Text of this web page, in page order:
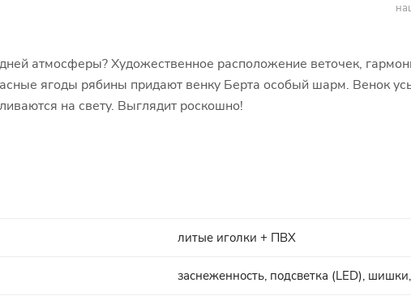
атмосферы? Художественное расположение веточек,
ягоды рябины придают венку Берта особый шарм. Венок
на свету. Выглядит роскошно!
литые иголки + ПВХ
заснеженность, подсветка (LED),